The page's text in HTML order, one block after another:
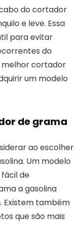
do cortador
e leve. Essa
para evitar
do
melhor cortador
um modelo
de grama
ao escolher
Um modelo
de
a gasolina
Existem também
que são mais